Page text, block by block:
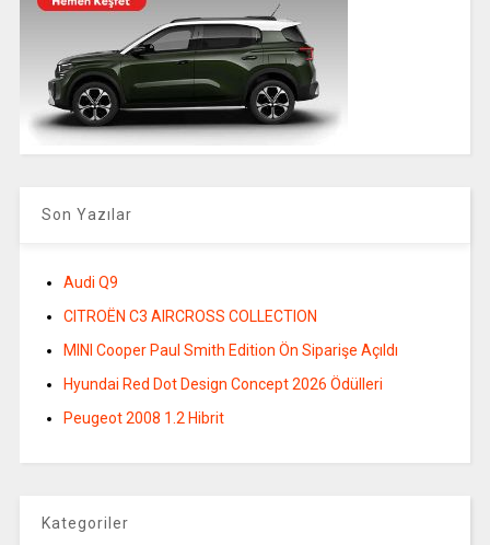
Son Yazılar
Audi Q9
CITROËN C3 AIRCROSS COLLECTION
MINI Cooper Paul Smith Edition Ön Siparişe Açıldı
Hyundai Red Dot Design Concept 2026 Ödülleri
Peugeot 2008 1.2 Hibrit
Kategoriler